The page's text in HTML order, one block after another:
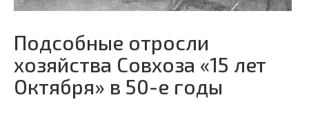
Подсобные отросли
хозяйства Совхоза «15 лет
Октября» в 50-е годы